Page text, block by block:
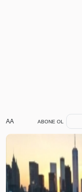
AA ABONE OL